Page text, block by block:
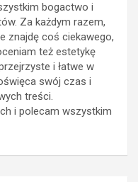
bogactwo i
Za każdym razem,
znajdę coś ciekawego,
też estetykę
i łatwe w
swój czas i
treści.
i polecam wszystkim